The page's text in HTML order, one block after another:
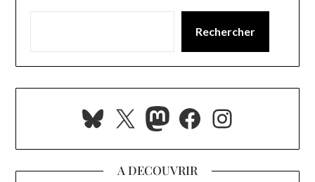
Rechercher
Bluesky
X Mastodon
Facebook
A DECOUVRIR